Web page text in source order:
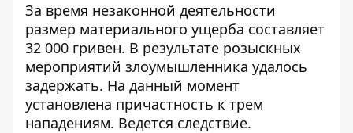
За время незаконной деятельности
размер материального ущерба составляет
32 000 гривен. В результате розыскных
мероприятий злоумышленника удалось
задержать. На данный момент
установлена причастность к трем
нападениям. Ведется следствие.